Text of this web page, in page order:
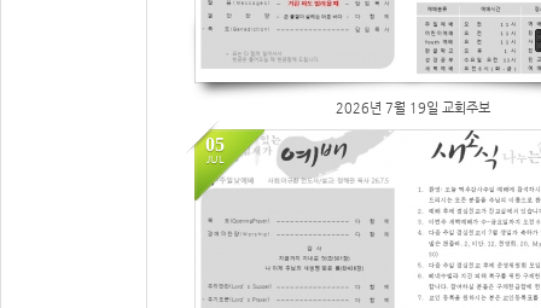
2026년 7월 19일 교회주보
05
JUL